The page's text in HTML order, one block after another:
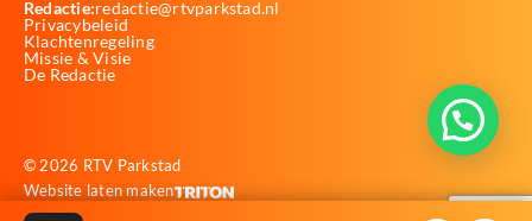
Redactie:redactie@rtvparkstad.nl
Privacybeleid
Klachtenregeling
Missie & Visie
De Redactie
© 2026 RTV Parkstad
Website laten maken